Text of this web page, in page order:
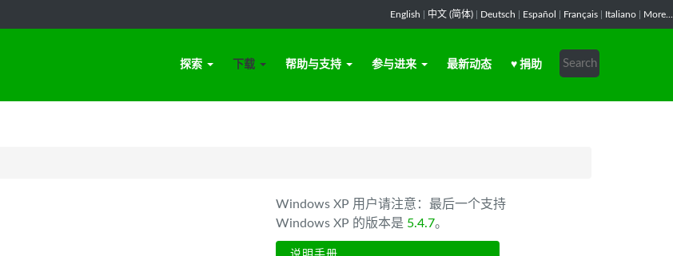
English 中文 (简体) Deutsch Español Français Italiano More...
探索 下载 帮助与支持 参与进来 最新动态 ♥ 捐助
Windows XP 用户请注意：最后一个支持
Windows XP 的版本是 5.4.7。